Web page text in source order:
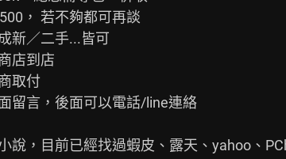
， 若不夠都可再談
新／二手...皆可
店到店
取付
留言，後面可以電話/line連絡
說，目前已經找過蝦皮、露天、yahoo、